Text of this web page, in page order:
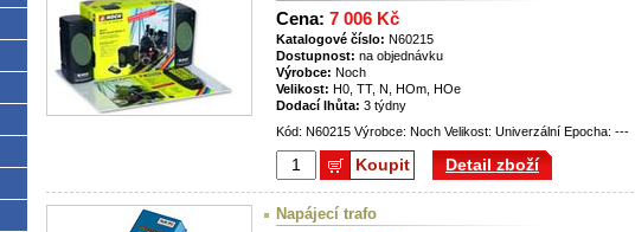
Cena: 7 006 Kč
Katalogové číslo: N60215
Dostupnost: na objednávku
Výrobce: Noch
Velikost: H0, TT, N, HOm, HOe
Dodací lhůta: 3 týdny
Kód: N60215 Výrobce: Noch Velikost: Univerzální Epocha: ---
Koupit Detail zboží
Napájecí trafo